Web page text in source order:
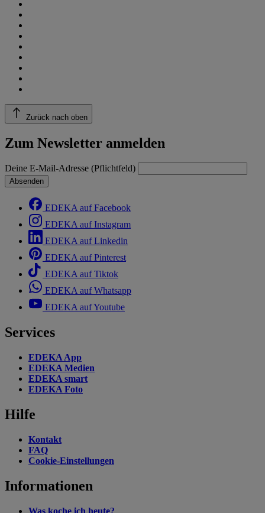
Zurück nach oben
Zum Newsletter anmelden
Deine E-Mail-Adresse (Pflichtfeld)
Absenden
EDEKA auf Facebook
EDEKA auf Instagram
EDEKA auf Linkedin
EDEKA auf Pinterest
EDEKA auf Tiktok
EDEKA auf Whatsapp
EDEKA auf Youtube
Services
EDEKA App
EDEKA Medien
EDEKA smart
EDEKA Foto
Hilfe
Kontakt
FAQ
Cookie-Einstellungen
Informationen
Was koche ich heute?